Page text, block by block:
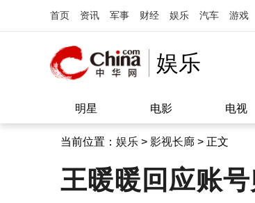
首页 资讯 军事 财经 娱乐 汽车 游戏
娱乐
明星 电影 电视
当前位置： 娱乐 > 影视长廊 > 正文
王暖暖回应账